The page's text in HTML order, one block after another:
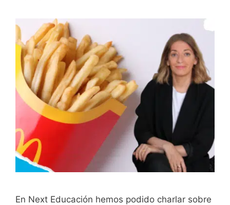
En Next Educación hemos podido charlar sobre